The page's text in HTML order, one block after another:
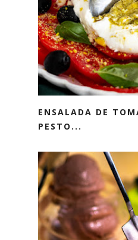
ENSALADA DE
PESTO...